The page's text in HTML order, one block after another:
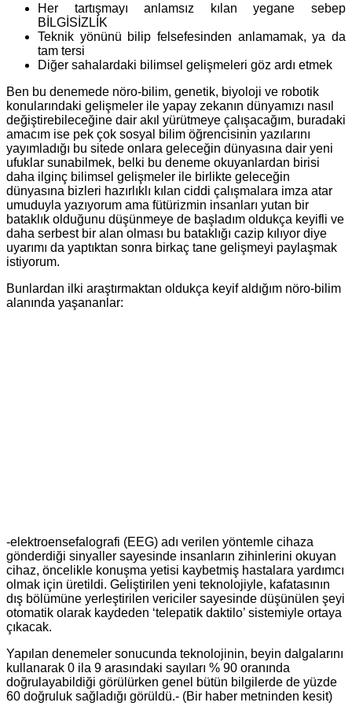
Her tartışmayı anlamsız kılan yegane sebep
BİLGİSİZLİK
Teknik yönünü bilip felsefesinden anlamamak, ya da
tam tersi
Diğer sahalardaki bilimsel gelişmeleri göz ardı etmek
Ben bu denemede nöro-bilim, genetik, biyoloji ve robotik
konularındaki gelişmeler ile yapay zekanın dünyamızı nasıl
değiştirebileceğine dair akıl yürütmeye çalışacağım, buradaki
amacım ise pek çok sosyal bilim öğrencisinin yazılarını
yayımladığı bu sitede onlara geleceğin dünyasına dair yeni
ufuklar sunabilmek, belki bu deneme okuyanlardan birisi
daha ilginç bilimsel gelişmeler ile birlikte geleceğin
dünyasına bizleri hazırlıklı kılan ciddi çalışmalara imza atar
umuduyla yazıyorum ama fütürizmin insanları yutan bir
bataklık olduğunu düşünmeye de başladım oldukça keyifli ve
daha serbest bir alan olması bu bataklığı cazip kılıyor diye
uyarımı da yaptıktan sonra birkaç tane gelişmeyi paylaşmak
istiyorum.
Bunlardan ilki araştırmaktan oldukça keyif aldığım nöro-bilim
alanında yaşananlar:
-elektroensefalografi (EEG) adı verilen yöntemle cihaza
gönderdiği sinyaller sayesinde insanların zihinlerini okuyan
cihaz, öncelikle konuşma yetisi kaybetmiş hastalara yardımcı
olmak için üretildi. Geliştirilen yeni teknolojiyle, kafatasının
dış bölümüne yerleştirilen vericiler sayesinde düşünülen şeyi
otomatik olarak kaydeden ‘telepatik daktilo’ sistemiyle ortaya
çıkacak.
Yapılan denemeler sonucunda teknolojinin, beyin dalgalarını
kullanarak 0 ila 9 arasındaki sayıları % 90 oranında
doğrulayabildiği görülürken genel bütün bilgilerde de yüzde
60 doğruluk sağladığı görüldü.- (Bir haber metninden kesit)